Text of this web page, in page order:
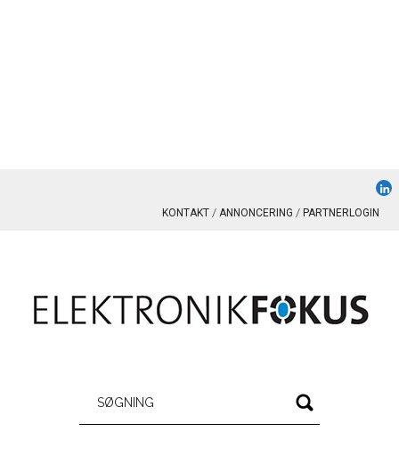
KONTAKT ANNONCERING PARTNERLOGIN